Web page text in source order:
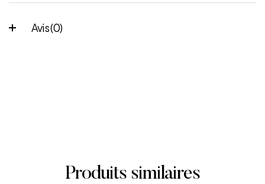
Avis (0)
Produits similaires